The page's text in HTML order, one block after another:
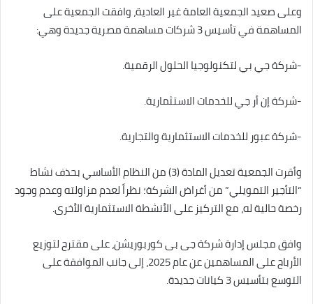
وعلى صعيد الجمعية العامة غير العادية، وافقت الجمعية على
المساهمة في تأسيس 3 شركات مساهمة مصرية جديدة وهي:
-شركة جي بي لتكنولوجيا الحلول الرقمية.
-شركة إن أر جي للخدمات الاستثمارية.
-شركة عبور للخدمات الاستثمارية والتجارية.
وأقرت الجمعية تعديل المادة (3) من النظام الأساسي بحذف نشاط
“التأجير التمويلي” من أغراض الشركة؛ نظراً لعدم مزاولته وعدم وجود
رخصة حالية له، مع التركيز على الأنشطة الاستثمارية الأخرى.
وافق مجلس إدارة شركة جى بى كوربوريشن، على مقترح لتوزيع
الأرباح على المساهمين عن عام 2025، إلى جانب الموافقة على
التوسع بتأسيس 3 كيانات جديدة.